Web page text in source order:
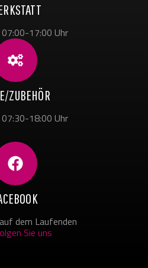
07:00-17:00 Uhr
ZUBEHÖR
07:30-18:00 Uhr
dem Laufenden
Sie uns